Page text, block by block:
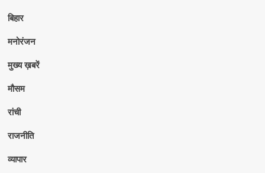
बिहार
मनोरंजन
मुख्य ख़बरें
मौसम
रांची
राजनीति
व्यापार